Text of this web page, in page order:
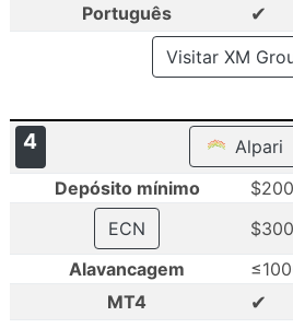
Português
✔
Visitar XM
4
Alpari
Depósito mínimo
$200
ECN
Alavancagem
MT4
✔